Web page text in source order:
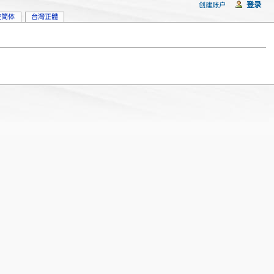
体 台灣正體
创建账户 登录